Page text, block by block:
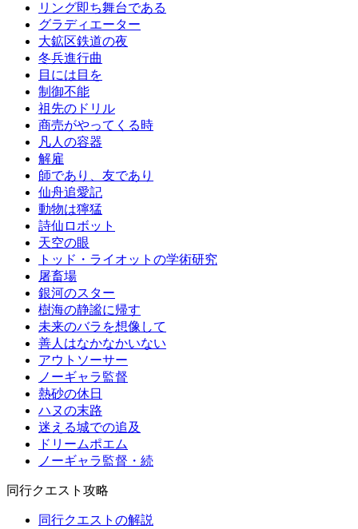
リング即ち舞台である
グラディエーター
大鉱区鉄道の夜
冬兵進行曲
目には目を
制御不能
祖先のドリル
商売がやってくる時
凡人の容器
解雇
師であり、友であり
仙舟追愛記
動物は獰猛
詩仙ロボット
天空の眼
トッド・ライオットの学術研究
屠畜場
銀河のスター
樹海の静謐に帰す
未来のバラを想像して
善人はなかなかいない
アウトソーサー
ノーギャラ監督
熱砂の休日
ハヌの末路
迷える城での追及
ドリームポエム
ノーギャラ監督・続
同行クエスト攻略
同行クエストの解説